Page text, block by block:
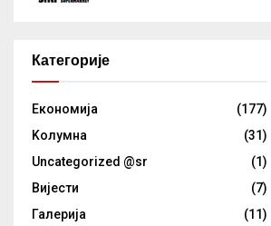
Категорије
Eкономија
(177)
Kолумнa
(31)
Uncategorized @sr
(1)
Вијести
(7)
Галерија
(11)